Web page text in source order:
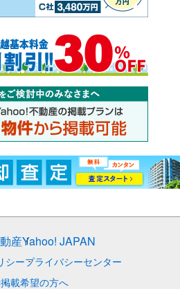
産Yahoo! JAPAN
シープライバシーセンター
掲載希望の方へ